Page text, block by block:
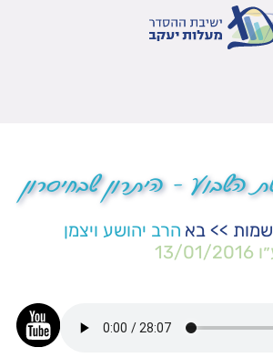
השבוע – היתרון שבחיסרון
שמות >> בא הרב יהושע ויצמן
13/01/2016